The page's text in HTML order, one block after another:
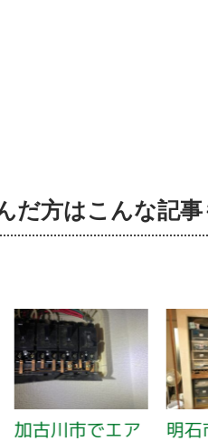
だ方はこんな記
加古川市でエア
明石